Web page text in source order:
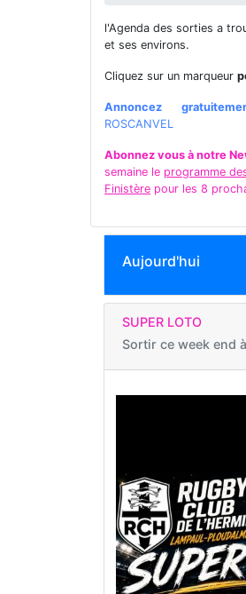
l'Agenda des sorties a
et ses environs.
Cliquez sur un marqueur
Annoncez
ROSCANVEL
Abonnez vous à notre
semaine le programme
Finistère pour les 8
Aujourd'hui
SUPER LOTO
Sortir ce week end à